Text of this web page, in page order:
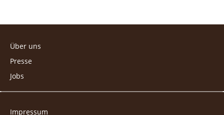
Über uns
Presse
Jobs
Impressum